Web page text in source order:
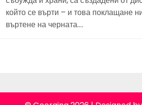
който се върти – и това поклащане
въртене на черната….